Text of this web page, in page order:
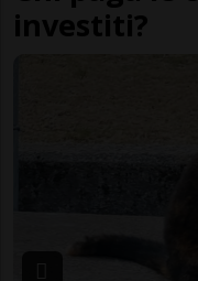
investiti?